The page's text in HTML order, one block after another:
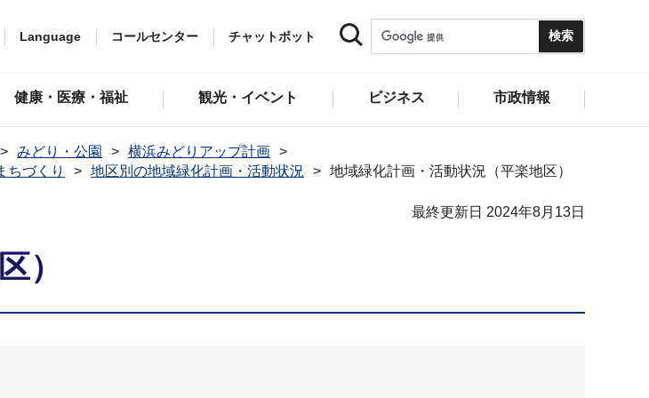
Language コールセンター チャットボット
健康・医療・福祉 観光・イベント ビジネス 市政情報
みどり・公園
横浜みどりアップ計画
ちづくり 地区別の地域緑化計画・活動状況 地域緑化計画・活動状況（平楽地区）
最終更新日 2024年8月13日
）